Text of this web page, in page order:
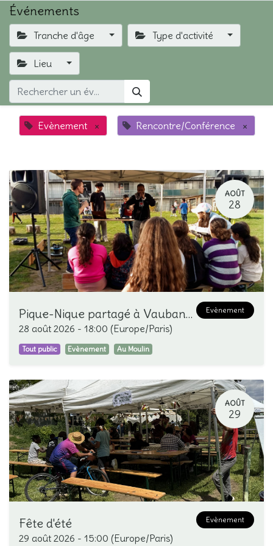
Événements
Tranche d'âge Type d'activité
Lieu
Evènement × Rencontre/Conférence ×
AOÛT
28
Evènement
Pique-Nique partagé à Vauban-Neppert
28 août 2026 - 18:00 (Europe/Paris)
Tout public Evènement Au Moulin
AOÛT
29
Evènement
Fête d'été
29 août 2026 - 15:00 (Europe/Paris)